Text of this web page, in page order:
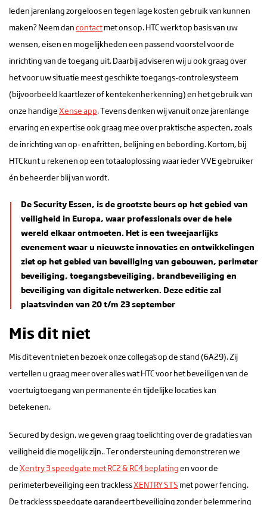
leden jarenlang zorgeloos en tegen lage kosten gebruik van kunnen
maken? Neem dancontactmet ons op. HTC werkt op basis van uw
wensen, eisen en mogelijkheden een passend voorstel voor de
inrichting van de toegang uit. Daarbij adviseren wij u ook graag over
het voor uw situatie meest geschikte toegangs-controlesysteem
(bijvoorbeeld kaartlezer of kentekenherkenning) en het gebruik van
onze handigeXense app. Tevens denken wij vanuit onze jarenlange
ervaring en expertise ook graag mee over praktische aspecten, zoals
de inrichting van op- en afritten, belijning en bebording. Kortom, bij
HTC kunt u rekenen op een totaaloplossing waar ieder VVE gebruiker
én beheerder blij van wordt.
De Security Essen, is de grootste beurs op het gebied van
veiligheid in Europa, waar professionals over de hele
wereld elkaar ontmoeten. Het is een tweejaarlijks
evenement waar u nieuwste innovaties en ontwikkelingen
ziet op het gebied van beveiliging van gebouwen, perimeter
beveiliging, toegangsbeveiliging, brandbeveiliging en
beveiliging van digitale netwerken. Deze editie zal
plaatsvinden van 20 t/m 23 september
Mis dit niet
Mis dit event niet en bezoek onze collega’s op de stand (6A29). Zij
vertellen u graag meer over alles wat HTC voor het beveiligen van de
voertuigtoegang van permanente én tijdelijke locaties kan
betekenen.
Secured by design, we geven graag toelichting over de gradaties van
veiligheid die mogelijk zijn.. Ter ondersteuning demonstreren we
deXentry 3 speedgate met RC2 & RC4 beplatingen voor de
perimeterbeveiliging een tracklessXENTRY STS met power fencing.
De trackless speedgate garandeert beveiliging zonder belemmering